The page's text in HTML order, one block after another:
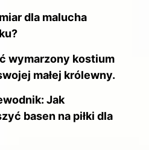
dla malucha
wymarzony kostium
małej królewny.
Jak
basen na piłki dla